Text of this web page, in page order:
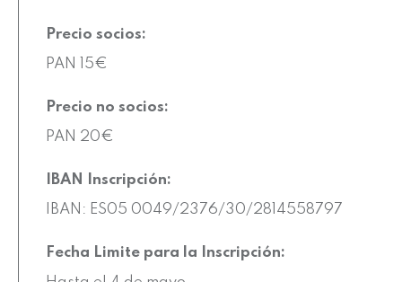
Precio socios:
PAN 15€
Precio no socios:
PAN 20€
IBAN Inscripción:
IBAN: ES05 0049/2376/30/2814558797
Fecha Limite para la Inscripción: